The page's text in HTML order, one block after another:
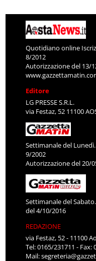
Quotidiano online
8/2012
Autorizzazione del 13/
Editore
LG PRESSE S.R.L.
via Festaz, 52 11100
Settimanale del
9/2002
Autorizzazione del 20/
Settimanale del
del 4/10/2016
REDAZIONE
via Festaz, 52 - 11100
Tel: 0165/231711 - Fax:
Mail: